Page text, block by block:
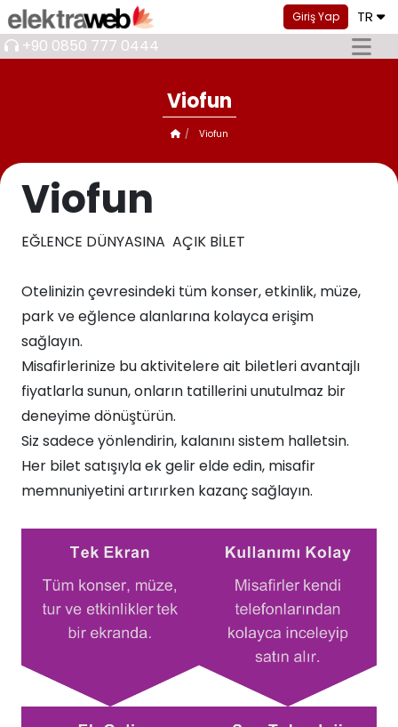
Giriş Yap TR
+90 0850 777 0444
Viofun
Viofun
Viofun
EĞLENCE DÜNYASINA AÇIK BİLET
Otelinizin çevresindeki tüm konser, etkinlik, müze,
park ve eğlence alanlarına kolayca erişim
sağlayın.​​
Misafirlerinize bu aktivitelere ait biletleri avantajlı
fiyatlarla sunun, onların tatillerini unutulmaz bir
deneyime dönüştürün.​
Siz sadece yönlendirin, kalanını sistem halletsin.
Her bilet satışıyla ek gelir elde edin, misafir
memnuniyetini artırırken kazanç sağlayın.